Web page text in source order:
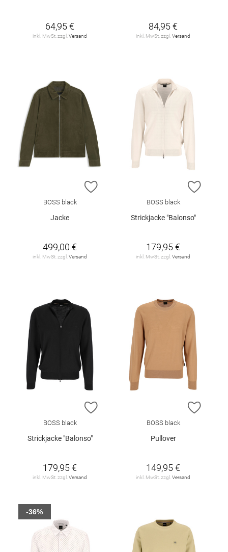
64,95 €
inkl. MwSt. zzgl.Versand
84,95 €
inkl. MwSt. zzgl.Versand
ZUR WUNSCHLISTE HINZUFÜGEN
BOSS black
Jacke
499,00 €
inkl. MwSt. zzgl. Versand
ZUR
BOSS black
Strickjacke "Balonso"
179,95 €
inkl. MwSt. zzgl. Versand
ZUR WUNSCHLISTE HINZUFÜGEN
BOSS black
Strickjacke "Balonso"
179,95 €
inkl. MwSt. zzgl. Versand
ZUR
BOSS black
Pullover
149,95 €
inkl. MwSt. zzgl. Versand
-36%